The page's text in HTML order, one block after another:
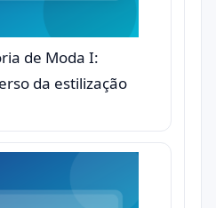
de Moda I:
da estilização